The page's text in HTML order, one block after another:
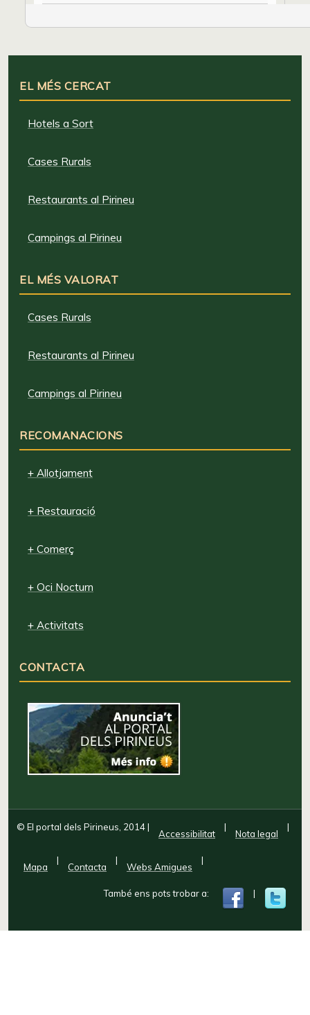
EL MÉS CERCAT
Hotels a Sort
Cases Rurals
Restaurants al Pirineu
Campings al Pirineu
EL MÉS VALORAT
Cases Rurals
Restaurants al Pirineu
Campings al Pirineu
RECOMANACIONS
+ Allotjament
+ Restauració
+ Comerç
+ Oci Nocturn
+ Activitats
CONTACTA
© El portal dels Pirineus, 2014|
Accessibilitat
|
Nota legal
|
Mapa
|
Contacta
|
Webs Amigues
|
També ens pots trobar a: |